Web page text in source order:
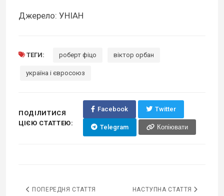
Джерело: УНІАН
ТЕГИ: роберт фіцо віктор орбан
україна і євросоюз
ПОДІЛИТИСЯ
ЦІЄЮ СТАТТЕЮ:
Facebook Twitter
Telegram Копіювати
ПОПЕРЕДНЯ СТАТТЯ НАСТУПНА СТАТТЯ